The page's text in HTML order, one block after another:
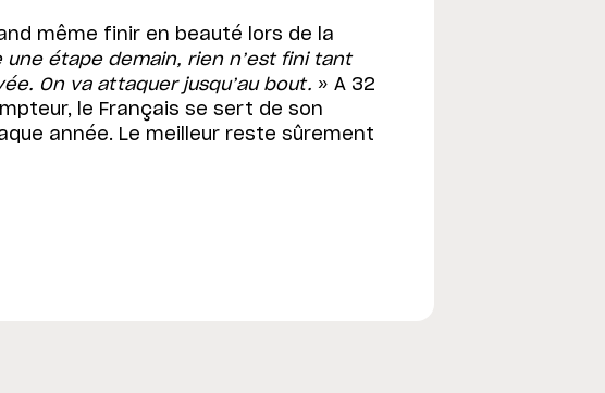
même finir en beauté lors de la
une étape demain, rien n’est fini tant
On va attaquer jusqu’au bout. » A 32
le Français se sert de son
année. Le meilleur reste sûrement